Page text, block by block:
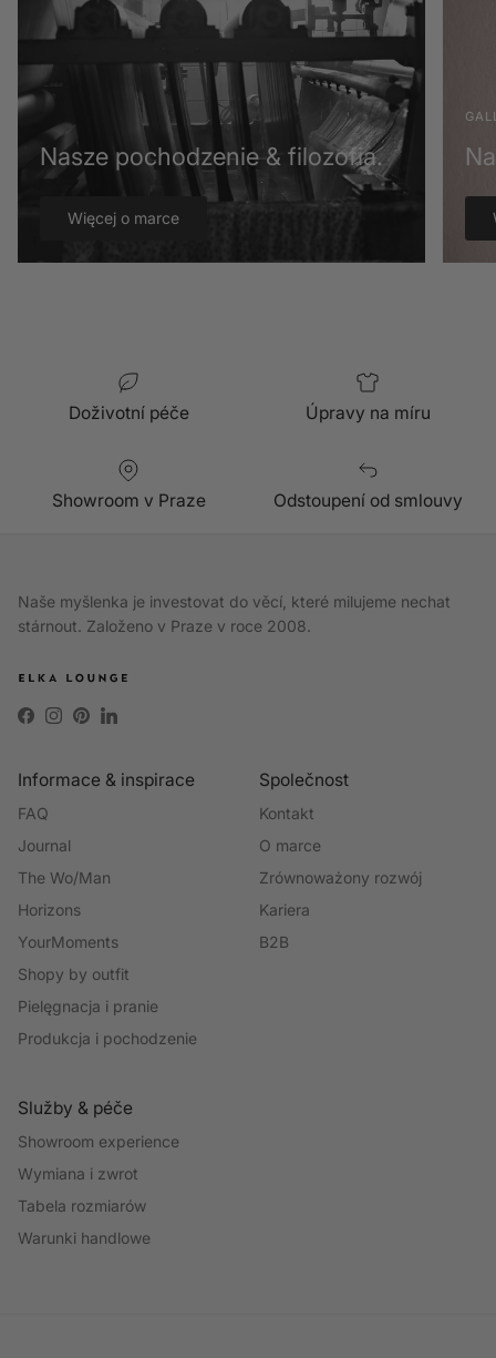
Nasze pochodzenie & filozofia.
Więcej o marce
Doživotní péče Úpravy na míru
Showroom v Praze Odstoupení od smlouvy
Naše myšlenka je investovat do věcí, které milujeme nechat
stárnout. Založeno v Praze v roce 2008.
Facebook
Instagram
PinterestLinkedIn
Informace & inspirace
FAQ
Journal
The Wo/Man
Horizons
YourMoments
Shopy by outfit
Pielęgnacja i pranie
Produkcja i pochodzenie
Společnost
Kontakt
O marce
Zrównoważony rozwój
Kariera
B2B
Služby & péče
Showroom experience
Wymiana i zwrot
Tabela rozmiarów
Warunki handlowe